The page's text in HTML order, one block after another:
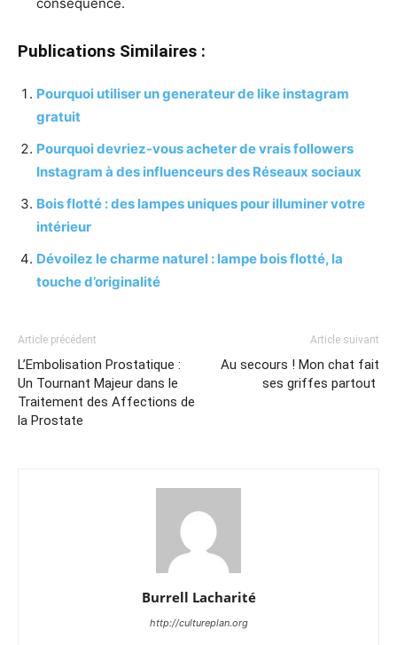
Publications Similaires :
Pourquoi utiliser un generateur de like instagram
gratuit
Pourquoi devriez-vous acheter de vrais followers
Instagram à des influenceurs des Réseaux sociaux
Bois flotté : des lampes uniques pour illuminer votre
intérieur
Dévoilez le charme naturel : lampe bois flotté, la
touche d’originalité
Article précédent
L’Embolisation Prostatique :
Un Tournant Majeur dans le
Traitement des Affections de
la Prostate
Article suivant
Au secours ! Mon chat fait
ses griffes partout
Burrell Lacharité
http://cultureplan.org